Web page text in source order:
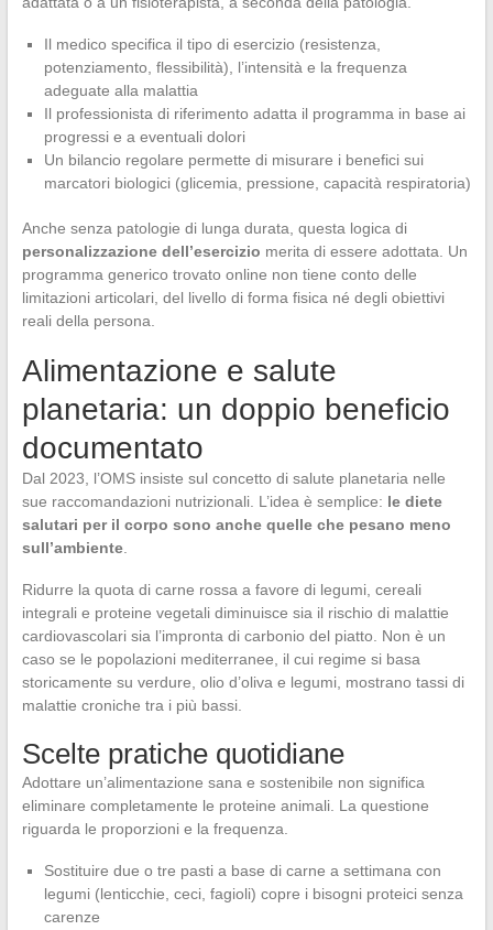
Il medico specifica il tipo di esercizio (resistenza,
potenziamento, flessibilità), l’intensità e la frequenza
adeguate alla malattia
Il professionista di riferimento adatta il programma in base ai
progressi e a eventuali dolori
Un bilancio regolare permette di misurare i benefici sui
marcatori biologici (glicemia, pressione, capacità respiratoria)
Anche senza patologie di lunga durata, questa logica di
personalizzazione dell’esercizio merita di essere adottata. Un
programma generico trovato online non tiene conto delle
limitazioni articolari, del livello di forma fisica né degli obiettivi
reali della persona.
Alimentazione e salute
planetaria: un doppio beneficio
documentato
Dal 2023, l’OMS insiste sul concetto di salute planetaria nelle
sue raccomandazioni nutrizionali. L’idea è semplice: le diete
salutari per il corpo sono anche quelle che pesano meno
sull’ambiente.
Ridurre la quota di carne rossa a favore di legumi, cereali
integrali e proteine vegetali diminuisce sia il rischio di malattie
cardiovascolari sia l’impronta di carbonio del piatto. Non è un
caso se le popolazioni mediterranee, il cui regime si basa
storicamente su verdure, olio d’oliva e legumi, mostrano tassi di
malattie croniche tra i più bassi.
Scelte pratiche quotidiane
Adottare un’alimentazione sana e sostenibile non significa
eliminare completamente le proteine animali. La questione
riguarda le proporzioni e la frequenza.
Sostituire due o tre pasti a base di carne a settimana con
legumi (lenticchie, ceci, fagioli) copre i bisogni proteici senza
carenze